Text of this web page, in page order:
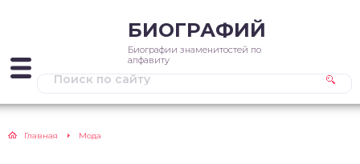
БИОГРАФИЙ
Биографии знаменитостей по
алфавиту
Главная Мода